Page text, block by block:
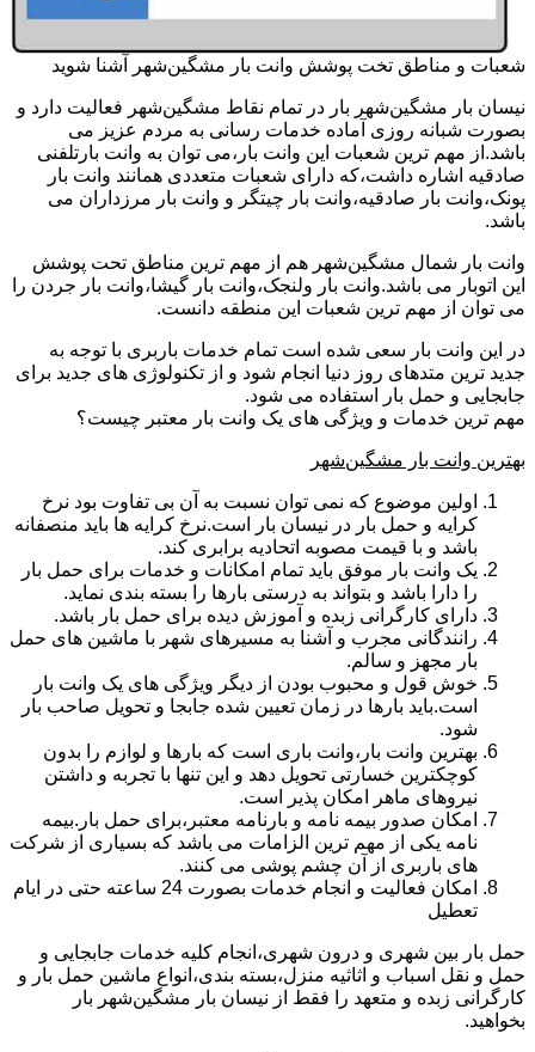
شعبات و مناطق تخت پوشش وانت بار مشگین‌شهر آشنا شوید
نیسان بار مشگین‌شهر بار در تمام نقاط مشگین‌شهر فعالیت دارد و
بصورت شبانه روزی آماده خدمات رسانی به مردم عزیز می
باشد.از مهم ترین شعبات این وانت بار،می توان به وانت بارتلفنی
صادقیه اشاره داشت،که دارای شعبات متعددی همانند وانت بار
پونک،وانت بار صادقیه،وانت بار چیتگر و وانت بار مرزداران می
باشد.
وانت بار شمال مشگین‌شهر هم از مهم ترین مناطق تحت پوشش
این اتوبار می باشد.وانت بار ولنجک،وانت بار گیشا،وانت بار جردن را
می توان از مهم ترین شعبات این منطقه دانست.
در این وانت بار سعی شده است تمام خدمات باربری با توجه به
جدید ترین متدهای روز دنیا انجام شود و از تکنولوژی های جدید برای
جابجایی و حمل بار استفاده می شود.
مهم ترین خدمات و ویژگی های یک وانت بار معتبر چیست؟
بهترین وانت بار مشگین‌شهر
اولین موضوع که نمی توان نسبت به آن بی تفاوت بود نرخ
کرایه و حمل بار در نیسان بار است.نرخ کرایه ها باید منصفانه
باشد و با قیمت مصوبه اتحادیه برابری کند.
یک وانت بار موفق باید تمام امکانات و خدمات برای حمل بار
را دارا باشد و بتواند به درستی بارها را بسته بندی نماید.
دارای کارگرانی زبده و آموزش دیده برای حمل بار باشد.
رانندگانی مجرب و آشنا به مسیرهای شهر با ماشین های حمل
بار مجهز و سالم.
خوش قول و محبوب بودن از دیگر ویژگی های یک وانت بار
است.باید بارها در زمان تعیین شده جابجا و تحویل صاحب بار
شود.
بهترین وانت بار،وانت باری است که بارها و لوازم را بدون
کوچکترین خسارتی تحویل دهد و این تنها با تجربه و داشتن
نیروهای ماهر امکان پذیر است.
امکان صدور بیمه نامه و بارنامه معتبر،برای حمل بار.بیمه
نامه یکی از مهم ترین الزامات می باشد که بسیاری از شرکت
های باربری از آن چشم پوشی می کنند.
امکان فعالیت و انجام خدمات بصورت 24 ساعته حتی در ایام
تعطیل
حمل بار بین شهری و درون شهری،انجام کلیه خدمات جابجایی و
حمل و نقل اسباب و اثاثیه منزل،بسته بندی،انواع ماشین حمل بار و
کارگرانی زبده و متعهد را فقط از نیسان بار مشگین‌شهر بار
بخواهید.